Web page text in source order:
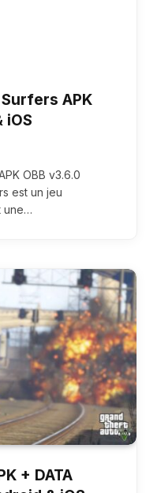
APK
iOS
OBB v3.6.0
est un jeu
une…
+ DATA